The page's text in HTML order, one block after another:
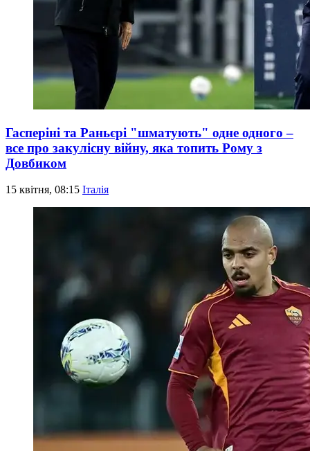
Гасперіні та Раньєрі "шматують" одне одного –
все про закулісну війну, яка топить Рому з
Довбиком
15 квітня, 08:15 Італія